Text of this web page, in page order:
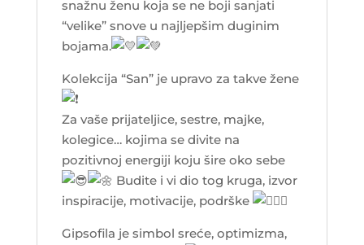
snažnu ženu koja se ne boji sanjati
“velike” snove u najljepšim duginim
bojama.
Kolekcija “San” je upravo za takve žene
Za vaše prijateljice, sestre, majke,
kolegice… kojima se divite na
pozitivnoj energiji koju šire oko sebe
Budite i vi dio tog kruga, izvor
inspiracije, motivacije, podrške
Gipsofila je simbol sreće, optimizma,